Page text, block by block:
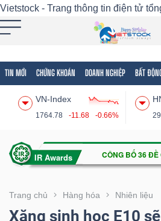
Vietstock - Trang thông tin điện tử
TIN MỚI CHỨNG KHOÁN DOANH NGHIỆP BẤT
VN-Index
1764.78 -11.68 -0.66%
Trang chủ Hàng hóa Nhiên liệu
Xăng sinh học E10
Tất cả Tính năng Ngành
Tính
(-)
VIETSTOCK